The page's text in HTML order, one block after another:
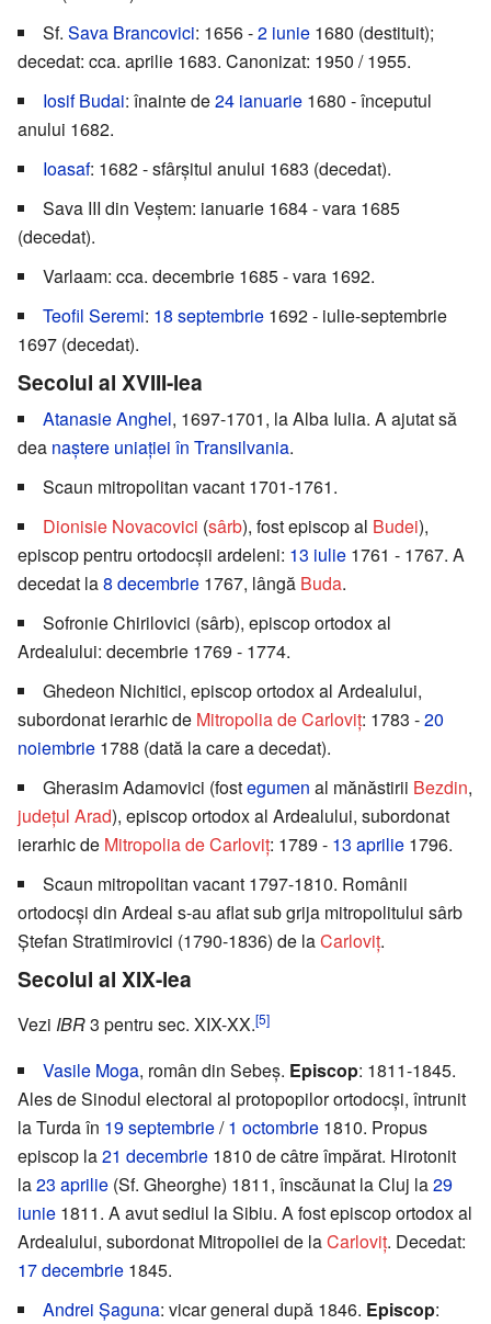
Sf. Sava Brancovici: 1656 -2 iunie 1680 (destituit);
decedat: cca. aprilie 1683. Canonizat: 1950 / 1955.
Iosif Budai: înainte de24 ianuarie 1680 - începutul
anului 1682.
Ioasaf: 1682 - sfârșitul anului 1683 (decedat).
Sava III din Veștem: ianuarie 1684 - vara 1685
(decedat).
Varlaam: cca. decembrie 1685 - vara 1692.
Teofil Seremi: 18 septembrie 1692 - iulie-septembrie
1697 (decedat).
Secolul al XVIII-lea
Atanasie Anghel, 1697-1701, la Alba Iulia. A ajutat să
dea naștere uniației în Transilvania‎.
Scaun mitropolitan vacant 1701-1761.
Dionisie Novacovici (sârb), fost episcop al Budei),
episcop pentru ortodocșii ardeleni: 13 iulie 1761 - 1767. A
decedat la8 decembrie 1767, lângă Buda.
Sofronie Chirilovici (sârb), episcop ortodox al
Ardealului: decembrie 1769 - 1774.
Ghedeon Nichitici, episcop ortodox al Ardealului,
subordonat ierarhic de Mitropolia de Carloviț: 1783 -20
noiembrie 1788 (dată la care a decedat).
Gherasim Adamovici (fostegumen al mănăstirii Bezdin,
județul Arad), episcop ortodox al Ardealului, subordonat
ierarhic de Mitropolia de Carloviț: 1789 - 13 aprilie 1796.
Scaun mitropolitan vacant 1797-1810. Românii
ortodocși din Ardeal s-au aflat sub grija mitropolitului sârb
Ştefan Stratimirovici (1790-1836) de laCarloviț.
Secolul al XIX-lea
Vezi IBR3 pentru sec. XIX-XX.[5]
Vasile Moga, român din Sebeș. Episcop: 1811-1845.
Ales de Sinodul electoral al protopopilor ortodocși, întrunit
la Turda în 19 septembrie/1 octombrie 1810. Propus
episcop la21 decembrie 1810 de câtre împărat. Hirotonit
la23 aprilie (Sf. Gheorghe) 1811, înscăunat la Cluj la29
iunie 1811. A avut sediul la Sibiu. A fost episcop ortodox al
Ardealului, subordonat Mitropoliei de laCarloviț. Decedat:
17 decembrie 1845.
Andrei Șaguna: vicar general după 1846. Episcop: